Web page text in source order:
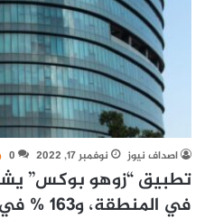
اصداف نيوز نوفمبر 17, 2022 0
في المنطقة، و163 % في السعودية